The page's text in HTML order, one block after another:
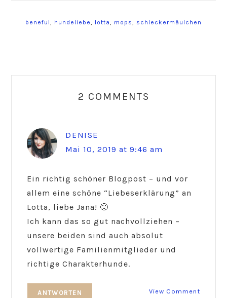
beneful hundeliebe lotta mops schleckermäulchen
Interactions2 COMMENTS
DENISE
Mai 10, 2019 at 9:46 am
Ein richtig schöner Blogpost – und vor
allem eine schöne “Liebeserklärung” an
Lotta, liebe Jana! 🙂
Ich kann das so gut nachvollziehen –
unsere beiden sind auch absolut
vollwertige Familienmitglieder und
richtige Charakterhunde.
View Comment
ANTWORTEN